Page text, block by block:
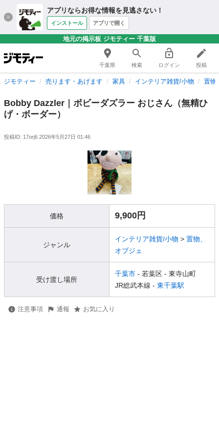
アプリならお得な情報を見逃さない！
インストール アプリで開く
地元の掲示板 ジモティー 千葉版
千葉県 検索 ログイン 投稿
ジモティー 売ります・あげます 家具 インテリア雑貨/小物 置物
Bobby Dazzler｜ボビーダズラー おじさん（無精ひ
げ・ボーダー）
投稿ID: 17orj6 2026年5月27日 01:46
価格 9,900円
ジャンル
インテリア雑貨/小物 > 置物、
オブジェ
受け渡し場所
千葉市 - 若葉区 - 東寺山町
JR総武本線 - 東千葉駅
注意事項 通報 お気に入り